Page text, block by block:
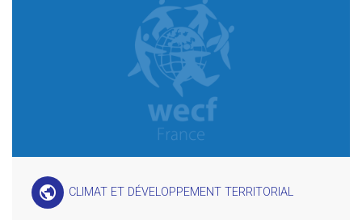
public CLIMAT ET DÉVELOPPEMENT TERRITORIAL